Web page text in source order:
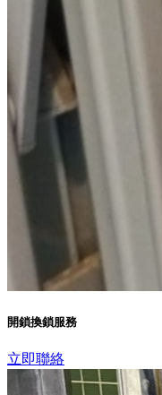
開鎖換鎖服務
立即聯絡